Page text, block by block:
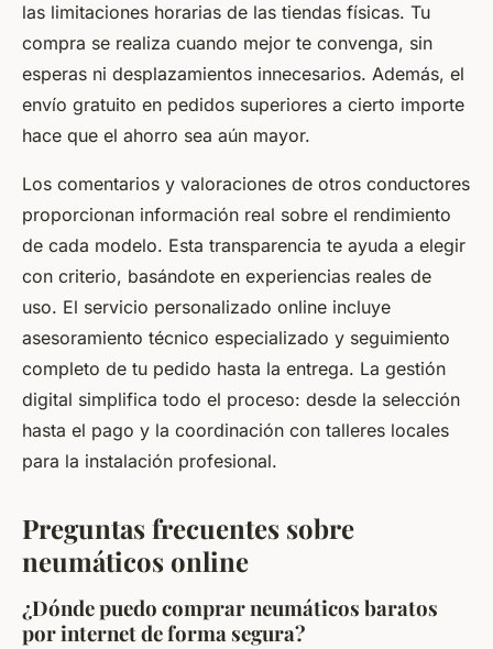
las limitaciones horarias de las tiendas físicas. Tu
compra se realiza cuando mejor te convenga, sin
esperas ni desplazamientos innecesarios. Además, el
envío gratuito en pedidos superiores a cierto importe
hace que el ahorro sea aún mayor.
Los comentarios y valoraciones de otros conductores
proporcionan información real sobre el rendimiento
de cada modelo. Esta transparencia te ayuda a elegir
con criterio, basándote en experiencias reales de
uso. El servicio personalizado online incluye
asesoramiento técnico especializado y seguimiento
completo de tu pedido hasta la entrega. La gestión
digital simplifica todo el proceso: desde la selección
hasta el pago y la coordinación con talleres locales
para la instalación profesional.
Preguntas frecuentes sobre
neumáticos online
¿Dónde puedo comprar neumáticos baratos
por internet de forma segura?